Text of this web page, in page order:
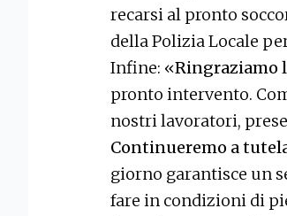
recarsi al pronto
della Polizia Locale
Infine: «Ringraziamo
pronto intervento.
nostri lavoratori,
Continueremo a
giorno garantisce un
fare in condizioni di